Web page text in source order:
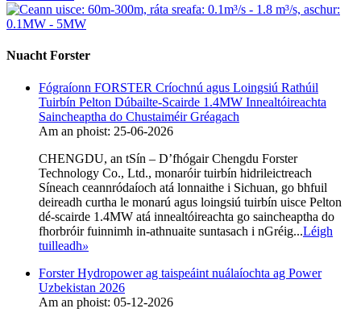
Nuacht Forster
Fógraíonn FORSTER Críochnú agus Loingsiú Rathúil
Tuirbín Pelton Dúbailte-Scairde 1.4MW Innealtóireachta
Saincheaptha do Chustaiméir Gréagach
Am an phoist: 25-06-2026
CHENGDU, an tSín – D’fhógair Chengdu Forster
Technology Co., Ltd., monaróir tuirbín hidrileictreach
Síneach ceannródaíoch atá lonnaithe i Sichuan, go bhfuil
deireadh curtha le monarú agus loingsiú tuirbín uisce Pelton
dé-scairde 1.4MW atá innealtóireachta go saincheaptha do
fhorbróir fuinnimh in-athnuaite suntasach i nGréig...Léigh
tuilleadh»
Forster Hydropower ag taispeáint nuálaíochta ag Power
Uzbekistan 2026
Am an phoist: 05-12-2026